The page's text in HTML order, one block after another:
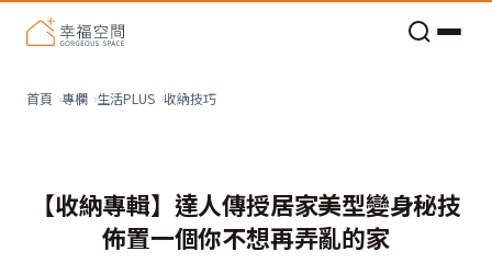
首頁 專欄 生活PLUS 收納技巧
【收納專輯】達人傳授居家美型變身秘技
佈置一個你不想再弄亂的家